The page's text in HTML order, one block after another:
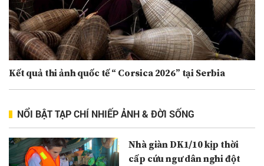
Kết quả thi ảnh quốc tế “ Corsica 2026” tại Serbia
NỔI BẬT TẠP CHÍ NHIẾP ẢNH & ĐỜI SỐNG
Nhà giàn DK1/10 kịp thời
cấp cứu ngư dân nghi đột